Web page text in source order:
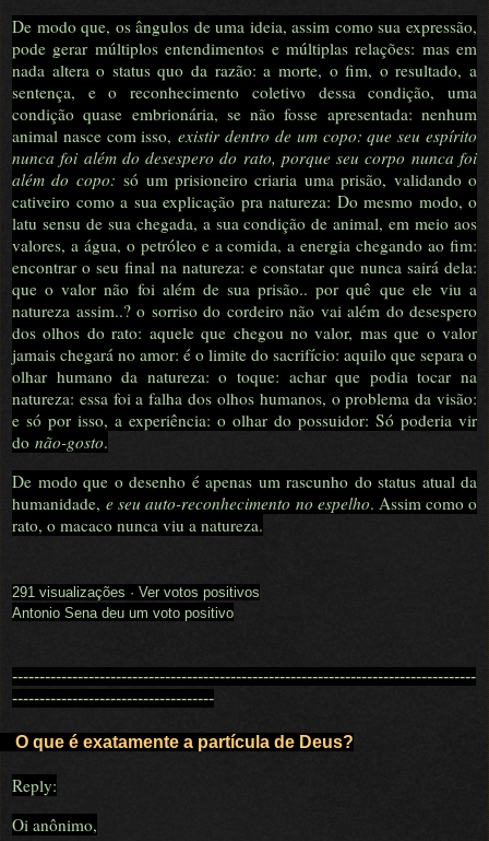
De modo que, os ângulos de uma ideia, assim como sua expressão,
pode gerar múltiplos entendimentos e múltiplas relações: mas em
nada altera o status quo da razão: a morte, o fim, o resultado, a
sentença, e o reconhecimento coletivo dessa condição, uma
condição quase embrionária, se não fosse apresentada: nenhum
animal nasce com isso,existir dentro de um copo: que seu espírito
nunca foi além do desespero do rato, porque seu corpo nunca foi
além do copo:só um prisioneiro criaria uma prisão, validando o
cativeiro como a sua explicação pra natureza: Do mesmo modo, o
latu sensu de sua chegada, a sua condição de animal, em meio aos
valores, a água, o petróleo e a comida, a energia chegando ao fim:
encontrar o seu final na natureza: e constatar que nunca sairá dela:
que o valor não foi além de sua prisão.. por quê que ele viu a
natureza assim..? o sorriso do cordeiro não vai além do desespero
dos olhos do rato: aquele que chegou no valor, mas que o valor
jamais chegará no amor: é o limite do sacrifício: aquilo que separa o
olhar humano da natureza: o toque: achar que podia tocar na
natureza: essa foi a falha dos olhos humanos, o problema da visão:
e só por isso, a experiência: o olhar do possuidor: Só poderia vir
do não-gosto.
De modo que o desenho é apenas um rascunho do status atual da
humanidade,e seu auto-reconhecimento no espelho. Assim como o
rato, o macaco nunca viu a natureza.
291 visualizações · Ver votos positivos
Antonio Sena deu um voto positivo
-------------------------------------------------------------------------------------
-------------------------------------
O que é exatamente a partícula de Deus?
Reply:
Oi anônimo,